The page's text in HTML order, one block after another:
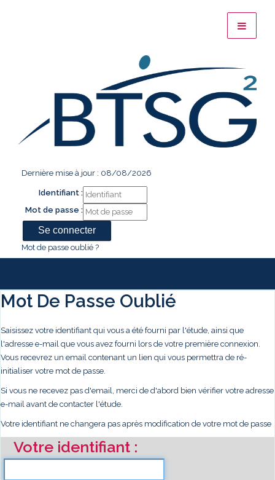
Dernière mise à jour : 08/08/2026
Identifiant :
Mot de passe :
Mot de passe oublié ?
Mot De Passe Oublié
Saisissez votre identifiant qui vous a été fourni par l'étude, ainsi que
l'adresse e-mail que vous avez fourni lors de votre première connexion.
Vous recevrez un email contenant un lien qui vous permettra de ré-
initialiser votre mot de passe.
Si vous ne recevez pas d'email, merci de d'abord bien vérifier votre adresse
e-mail avant de contacter l'étude.
Votre identifiant ne changera pas après modification de votre mot de passe
Votre identifiant